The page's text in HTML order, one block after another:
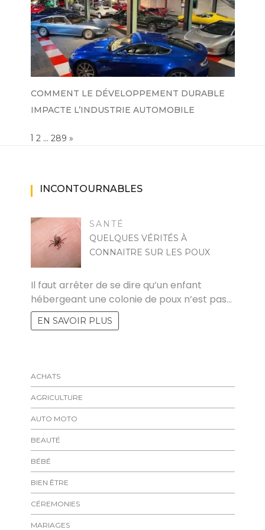
COMMENT LE DÉVELOPPEMENT DURABLE
IMPACTE L’INDUSTRIE AUTOMOBILE
Page:
1 2 … 289 NEXT
»
INCONTOURNABLES
SANTÉ
QUELQUES VÉRITÉS À
CONNAITRE SUR LES POUX
Il faut arrêter de se dire qu’un enfant
hébergeant une colonie de poux n’est pas…
EN SAVOIR PLUS
ACHATS
AGRICULTURE
AUTO MOTO
BEAUTÉ
BÉBÉ
BIEN ÊTRE
CÉREMONIES
MARIAGES